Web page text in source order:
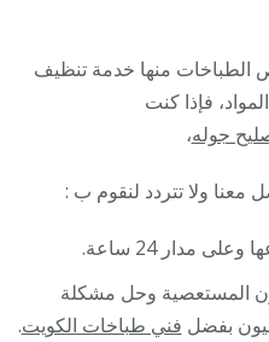
الطباخات منها خدمة تنظيف
فإذا كنت
جوله،
معنا ولا تتردد لنقوم ب :
مدار 24 ساعة.
المستعصية وحل مشكلة
بفضل فني طباخات الكويت.